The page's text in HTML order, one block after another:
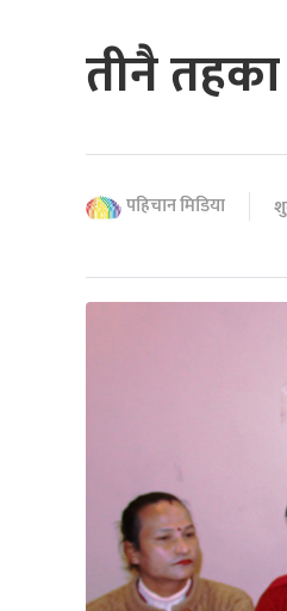
तीनै
पहिचान मिडिया